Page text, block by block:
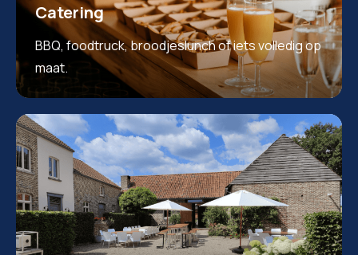
Catering
BBQ, foodtruck, broodjeslunch of iets volledig op
maat.